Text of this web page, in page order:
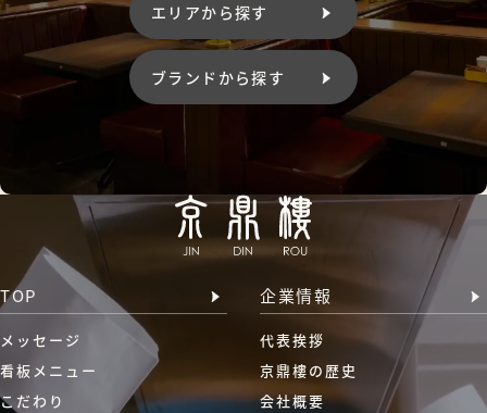
エリアから探す
ブランドから探す
TOP
メッセージ
看板メニュー
こだわり
企業情報
代表挨拶
京鼎樓の歴史
会社概要